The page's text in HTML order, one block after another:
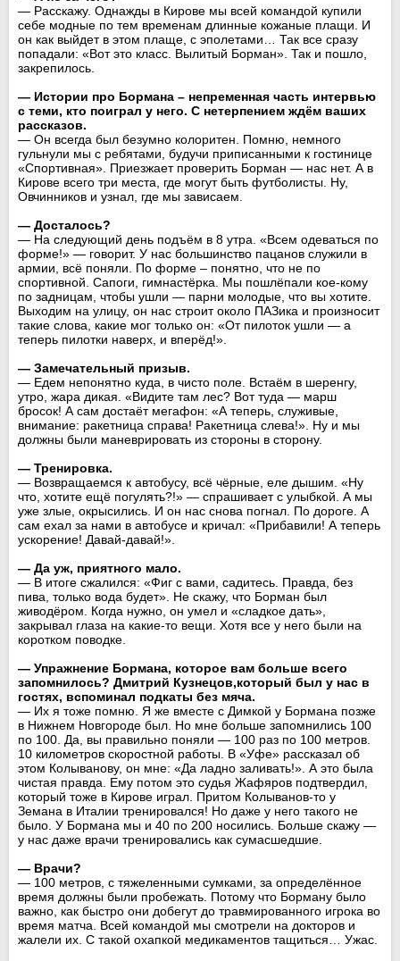
— Расскажу. Однажды в Кирове мы всей командой купили
себе модные по тем временам длинные кожаные плащи. И
он как выйдет в этом плаще, с эполетами… Так все сразу
попадали: «Вот это класс. Вылитый Борман». Так и пошло,
закрепилось.
— Истории про Бормана – непременная часть интервью
с теми, кто поиграл у него. С нетерпением ждём ваших
рассказов.
— Он всегда был безумно колоритен. Помню, немного
гульнули мы с ребятами, будучи приписанными к гостинице
«Спортивная». Приезжает проверить Борман — нас нет. А в
Кирове всего три места, где могут быть футболисты. Ну,
Овчинников и узнал, где мы зависаем.
— Досталось?
— На следующий день подъём в 8 утра. «Всем одеваться по
форме!» — говорит. У нас большинство пацанов служили в
армии, всё поняли. По форме – понятно, что не по
спортивной. Сапоги, гимнастёрка. Мы пошлёпали кое-кому
по задницам, чтобы ушли — парни молодые, что вы хотите.
Выходим на улицу, он нас строит около ПАЗика и произносит
такие слова, какие мог только он: «От пилоток ушли — а
теперь пилотки наверх, и вперёд!».
— Замечательный призыв.
— Едем непонятно куда, в чисто поле. Встаём в шеренгу,
утро, жара дикая. «Видите там лес? Вот туда — марш
бросок! А сам достаёт мегафон: «А теперь, служивые,
внимание: ракетница справа! Ракетница слева!». Ну и мы
должны были маневрировать из стороны в сторону.
— Тренировка.
— Возвращаемся к автобусу, всё чёрные, еле дышим. «Ну
что, хотите ещё погулять?!» — спрашивает с улыбкой. А мы
уже злые, окрысились. И он нас снова погнал. По дороге. А
сам ехал за нами в автобусе и кричал: «Прибавили! А теперь
ускорение! Давай-давай!».
— Да уж, приятного мало.
— В итоге сжалился: «Фиг с вами, садитесь. Правда, без
пива, только вода будет». Не скажу, что Борман был
живодёром. Когда нужно, он умел и «сладкое дать»,
закрывал глаза на какие-то вещи. Хотя все у него были на
коротком поводке.
— Упражнение Бормана, которое вам больше всего
запомнилось? Дмитрий Кузнецов,который был у нас в
гостях, вспоминал подкаты без мяча.
— Их я тоже помню. Я же вместе с Димкой у Бормана позже
в Нижнем Новгороде был. Но мне больше запомнились 100
по 100. Да, вы правильно поняли — 100 раз по 100 метров.
10 километров скоростной работы. В «Уфе» рассказал об
этом Колыванову, он мне: «Да ладно заливать!». А это была
чистая правда. Ему потом это судья Жафяров подтвердил,
который тоже в Кирове играл. Притом Колыванов-то у
Земана в Италии тренировался! Но даже у него такого не
было. У Бормана мы и 40 по 200 носились. Больше скажу —
у нас даже врачи тренировались как сумасшедшие.
— Врачи?
— 100 метров, с тяжеленными сумками, за определённое
время должны были пробежать. Потому что Борману было
важно, как быстро они добегут до травмированного игрока во
время матча. Всей командой мы смотрели на докторов и
жалели их. С такой охапкой медикаментов тащиться… Ужас.